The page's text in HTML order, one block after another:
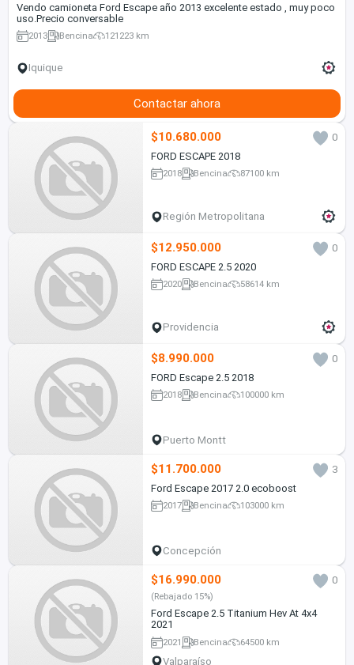
Vendo camioneta Ford Escape año 2013 excelente estado , muy poco
uso.Precio conversable
2013 Bencina 121223 km
Iquique
Contactar ahora
$10.680.000
0
FORD ESCAPE 2018
2018 Bencina 87100 km
Región Metropolitana
$12.950.000
0
FORD ESCAPE 2.5 2020
2020 Bencina 58614 km
Providencia
$8.990.000
0
FORD Escape 2.5 2018
2018 Bencina 100000 km
Puerto Montt
$11.700.000
3
Ford Escape 2017 2.0 ecoboost
2017 Bencina 103000 km
Concepción
$16.990.000 0
(Rebajado 15%)
Ford Escape 2.5 Titanium Hev At 4x4
2021
2021 Bencina 64500 km
Valparaíso